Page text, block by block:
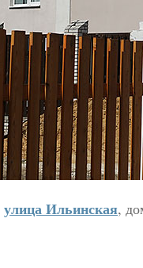
улица Ильинская,